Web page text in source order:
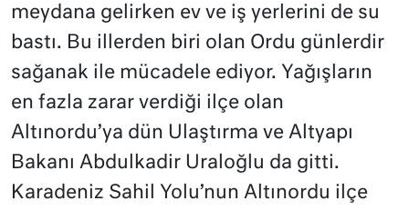
meydana gelirken ev ve iş yerlerini de su
bastı. Bu illerden biri olan Ordu günlerdir
sağanak ile mücadele ediyor. Yağışların
en fazla zarar verdiği ilçe olan
Altınordu’ya dün Ulaştırma ve Altyapı
Bakanı Abdulkadir Uraloğlu da gitti.
Karadeniz Sahil Yolu’nun Altınordu ilçe